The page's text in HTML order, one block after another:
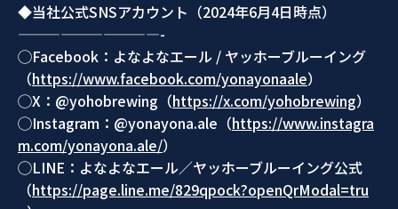
◆当社公式SNSアカウント（2024年6月4日時点）
——————————-
◯Facebook：よなよなエール / ヤッホーブルーイング
（https://www.facebook.com/yonayonaale）
◯X：@yohobrewing（https://x.com/yohobrewing）
◯Instagram：@yonayona.ale（https://www.instagra
m.com/yonayona.ale/）
◯LINE：よなよなエール／ヤッホーブルーイング公式
（https://page.line.me/829qpock?openQrModal=tru